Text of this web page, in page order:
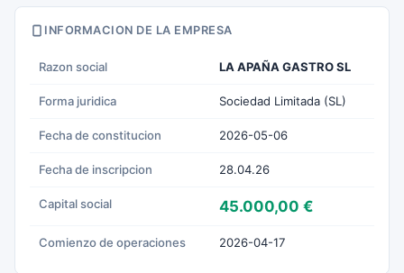
INFORMACION DE LA EMPRESA
Razon social LA APAÑA GASTRO SL
Forma juridica Sociedad Limitada (SL)
Fecha de constitucion 2026-05-06
Fecha de inscripcion 28.04.26
Capital social 45.000,00 €
Comienzo de operaciones 2026-04-17